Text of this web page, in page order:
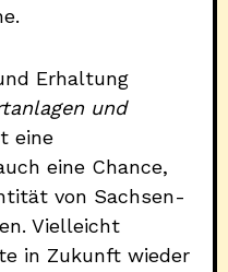
Erhaltung
und
eine
eine Chance,
von Sachsen-
Vielleicht
in Zukunft wieder